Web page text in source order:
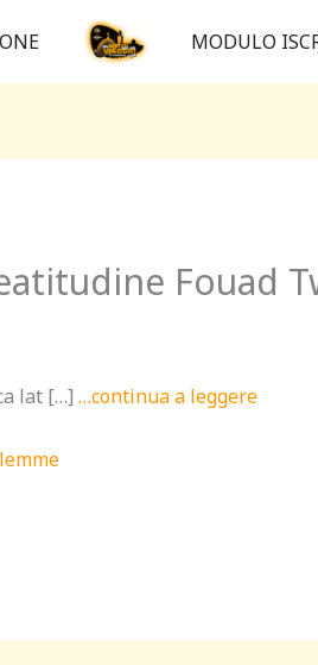
MODULO
Fouad
lat […] …continua a leggere